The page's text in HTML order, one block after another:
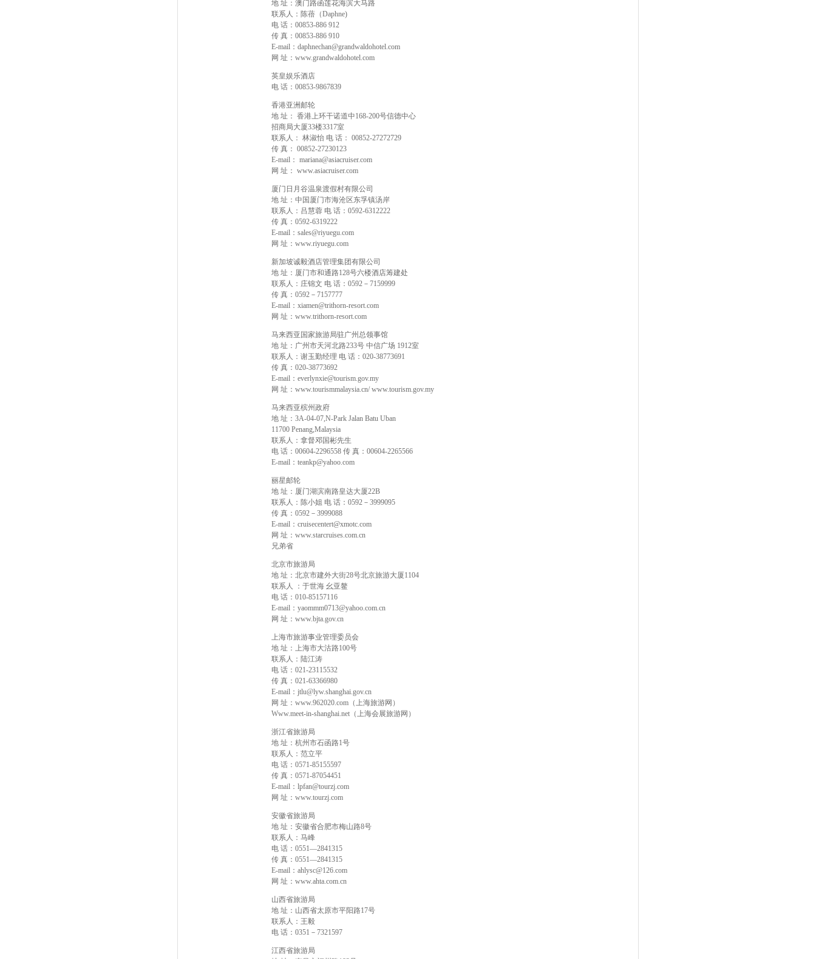
地 址：澳门路函莲花海滨大马路
联系人：陈蓓（Daphne)
电 话：00853-886 912
传 真：00853-886 910
E-mail：daphnechan@grandwaldohotel.com
网 址：www.grandwaldohotel.com
英皇娱乐酒店
电 话：00853-9867839
香港亚洲邮轮
地 址： 香港上环干诺道中168-200号信德中心
招商局大厦33楼3317室
联系人： 林淑怡 电 话： 00852-27272729
传 真： 00852-27230123
E-mail： mariana@asiacruiser.com
网 址： www.asiacruiser.com
厦门日月谷温泉渡假村有限公司
地 址：中国厦门市海沧区东孚镇汤岸
联系人：吕慧蓉 电 话：0592-6312222
传 真：0592-6319222
E-mail：sales@riyuegu.com
网 址：www.riyuegu.com
新加坡诚毅酒店管理集团有限公司
地 址：厦门市和通路128号六楼酒店筹建处
联系人：庄锦文 电 话：0592－7159999
传 真：0592－7157777
E-mail：xiamen@trithorn-resort.com
网 址：www.trithorn-resort.com
马来西亚国家旅游局驻广州总领事馆
地 址：广州市天河北路233号 中信广场 1912室
联系人：谢玉勤经理 电 话：020-38773691
传 真：020-38773692
E-mail：everlynxie@tourism.gov.my
网 址：www.tourismmalaysia.cn/ www.tourism.gov.my
马来西亚槟州政府
地 址：3A-04-07,N-Park Jalan Batu Uban
11700 Penang,Malaysia
联系人：拿督邓国彬先生
电 话：00604-2296558 传 真：00604-2265566
E-mail：teankp@yahoo.com
丽星邮轮
地 址：厦门湖滨南路皇达大厦22B
联系人：陈小姐 电 话：0592－3999095
传 真：0592－3999088
E-mail：cruisecentert@xmotc.com
网 址：www.starcruises.com.cn
兄弟省
北京市旅游局
地 址：北京市建外大街28号北京旅游大厦1104
联系人 ：于世海 幺亚鳌
电 话：010-85157116
E-mail：yaommm0713@yahoo.com.cn
网 址：www.bjta.gov.cn
上海市旅游事业管理委员会
地 址：上海市大沽路100号
联系人：陆江涛
电 话：021-23115532
传 真：021-63366980
E-mail：jtlu@lyw.shanghai.gov.cn
网 址：www.962020.com（上海旅游网）
Www.meet-in-shanghai.net（上海会展旅游网）
浙江省旅游局
地 址：杭州市石函路1号
联系人：范立平
电 话：0571-85155597
传 真：0571-87054451
E-mail：lpfan@tourzj.com
网 址：www.tourzj.com
安徽省旅游局
地 址：安徽省合肥市梅山路8号
联系人：马峰
电 话：0551—2841315
传 真：0551—2841315
E-mail：ahlysc@126.com
网 址：www.ahta.com.cn
山西省旅游局
地 址：山西省太原市平阳路17号
联系人：王毅
电 话：0351－7321597
江西省旅游局